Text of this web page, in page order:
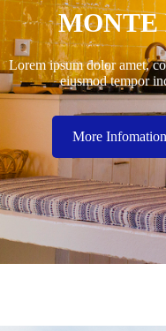
MONTE
Lorem ipsum dolor amet,
eiusmod tempor
More